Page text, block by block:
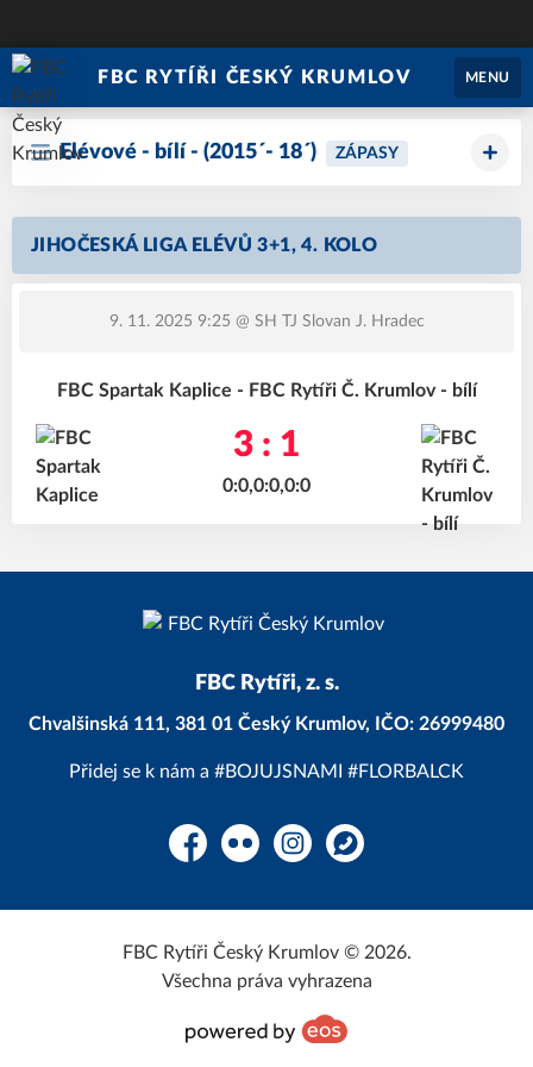
FBC RYTÍŘI ČESKÝ KRUMLOV MENU
Elévové - bílí - (2015´- 18´) ZÁPASY
JIHOČESKÁ LIGA ELÉVŮ 3+1, 4. KOLO
9. 11. 2025 9:25 @ SH TJ Slovan J. Hradec
FBC Spartak Kaplice - FBC Rytíři Č. Krumlov - bílí
3 : 1
0:0,0:0,0:0
FBC Rytíři, z. s.
Chvalšinská 111, 381 01 Český Krumlov, IČO: 26999480
Přidej se k nám a #BOJUJSNAMI #FLORBALCK
FacebookFlickr InstagramWhatsApp
FBC Rytíři Český Krumlov © 2026.
Všechna práva vyhrazena